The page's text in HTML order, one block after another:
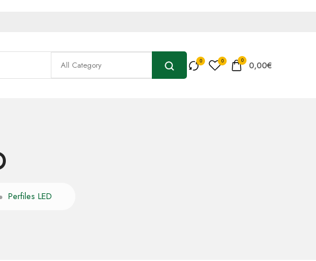
0 0,00€
Perfiles LED